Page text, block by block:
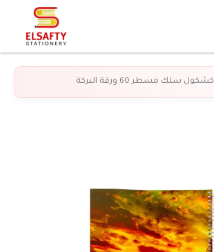
كشكول سلك مسطر 60 ورقة البركة